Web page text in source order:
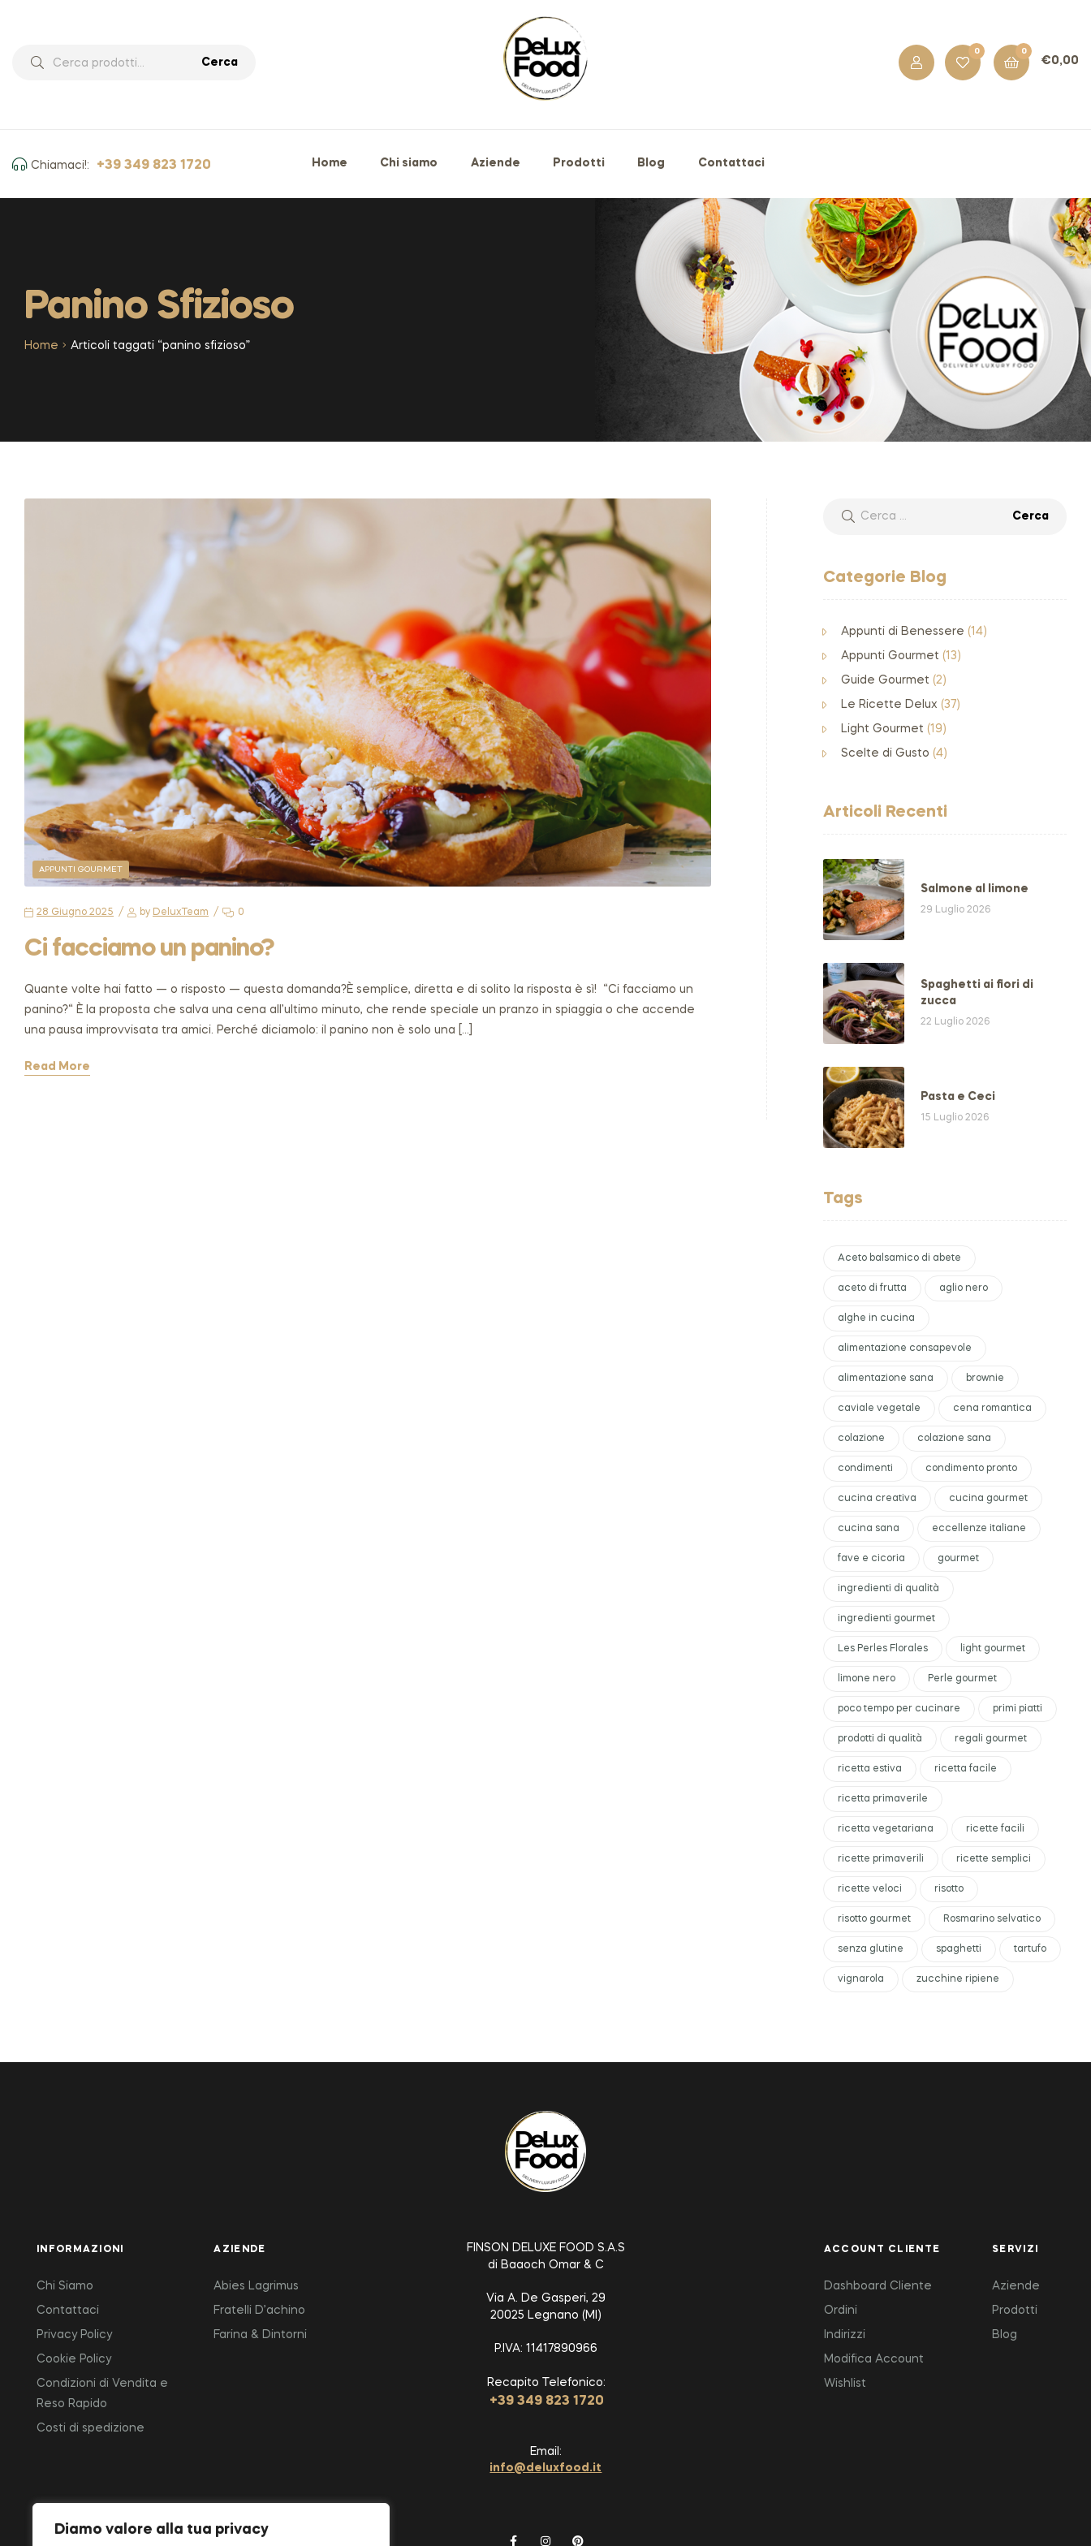
Diamo valore alla tua privacy
Cerca
0 0
€0,00
Chiamaci!: +39 349 823 1720 Home Chi siamo Aziende Prodotti Blog Contattaci
Panino Sfizioso
Home Articoli taggati “panino sfizioso”
APPUNTI GOURMET
28 Giugno 2025 by DeluxTeam 0
Ci facciamo un panino?
Quante volte hai fatto — o risposto — questa domanda?È semplice, diretta e di solito la risposta è sì! “Ci facciamo un
panino?“ È la proposta che salva una cena all’ultimo minuto, che rende speciale un pranzo in spiaggia o che accende
una pausa improvvisata tra amici. Perché diciamolo: il panino non è solo una […]
Read More
Categorie Blog
Appunti di Benessere (14)
Appunti Gourmet (13)
Guide Gourmet (2)
Le Ricette Delux (37)
Light Gourmet (19)
Scelte di Gusto (4)
Articoli Recenti
Salmone al limone
29 Luglio 2026
Spaghetti ai fiori di
zucca
22 Luglio 2026
Pasta e Ceci
15 Luglio 2026
Tags
Aceto balsamico di abete
aceto di frutta aglio nero
alghe in cucina
alimentazione consapevole
alimentazione sana brownie
caviale vegetale cena romantica
colazione colazione sana
condimenti condimento pronto
cucina creativa cucina gourmet
cucina sana eccellenze italiane
fave e cicoria gourmet
ingredienti di qualità
ingredienti gourmet
Les Perles Florales light gourmet
limone nero Perle gourmet
poco tempo per cucinare primi piatti
prodotti di qualità regali gourmet
ricetta estiva ricetta facile
ricetta primaverile
ricetta vegetariana ricette facili
ricette primaverili ricette semplici
ricette veloci risotto
risotto gourmet Rosmarino selvatico
senza glutine spaghetti tartufo
vignarola zucchine ripiene
INFORMAZIONI
Chi Siamo
Contattaci
Privacy Policy
Cookie Policy
Condizioni di Vendita e
Reso Rapido
Costi di spedizione
AZIENDE
Abies Lagrimus
Fratelli D’achino
Farina & Dintorni
FINSON DELUXE FOOD S.A.S
di Baaoch Omar & C
Via A. De Gasperi, 29
20025 Legnano (MI)
P.IVA: 11417890966
Recapito Telefonico:
+39 349 823 1720
Email:
info@deluxfood.it
ACCOUNT CLIENTE
Dashboard Cliente
Ordini
Indirizzi
Modifica Account
Wishlist
SERVIZI
Aziende
Prodotti
Blog